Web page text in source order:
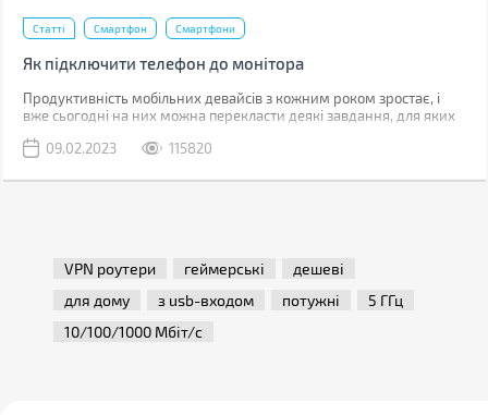
Статті Смартфон Смартфони
Як підключити телефон до монітора
Продуктивність мобільних девайсів з кожним роком зростає, і
вже сьогодні на них можна перекласти деякі завдання, для яких
09.02.2023
115820
VPN роутери геймерські
дешеві
для дому
з usb-входом потужні
5 ГГц
10/100/1000 Мбіт/c